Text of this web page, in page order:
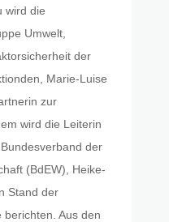
wird die
Umwelt,
der
Marie-Luise
zur
wird die Leiterin
der
(BdEW), Heike-
Stand der
berichten. Aus den